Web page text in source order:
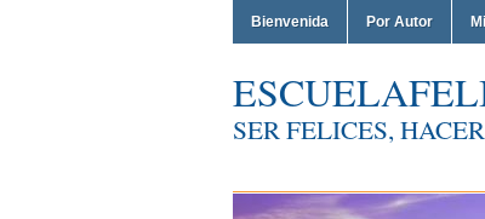
Bienvenida Por Autor
SER FELICES,